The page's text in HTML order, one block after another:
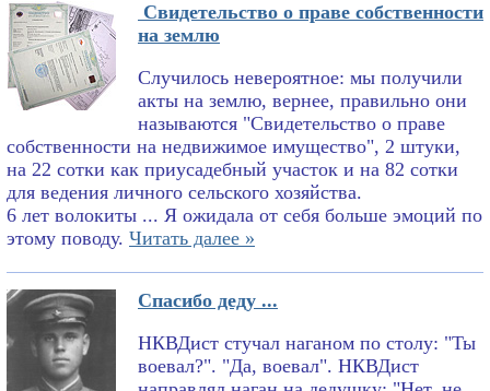
Свидетельство о праве собственности
на землю
Случилось невероятное: мы получили
акты на землю, вернее, правильно они
называются "Свидетельство о праве
собственности на недвижимое имущество", 2 штуки,
на 22 сотки как приусадебный участок и на 82 сотки
для ведения личного сельского хозяйства.
6 лет волокиты ... Я ожидала от себя больше эмоций по
этому поводу. Читать далее »
Спасибо деду ...
НКВДист стучал наганом по столу: "Ты
воевал?". "Да, воевал". НКВДист